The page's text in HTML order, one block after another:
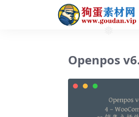
Openpos